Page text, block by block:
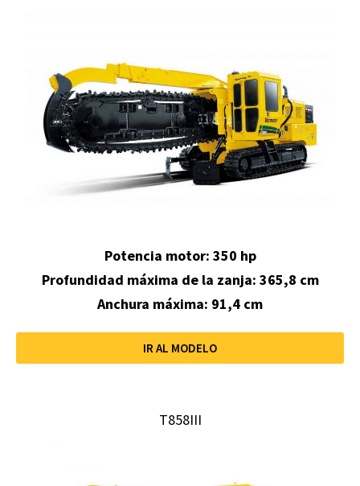
Potencia motor: 350 hp
Profundidad máxima de la zanja: 365,8 cm
Anchura máxima: 91,4 cm
IR AL MODELO
T858III